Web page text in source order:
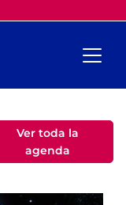
Ver toda la
agenda